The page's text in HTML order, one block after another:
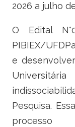
Secretaria-Geral da
Gabinete de Segurança
Banco Central do Brasil
2026 a julho
O Edital
PIBIEX/
e
Pesquisa.
processo